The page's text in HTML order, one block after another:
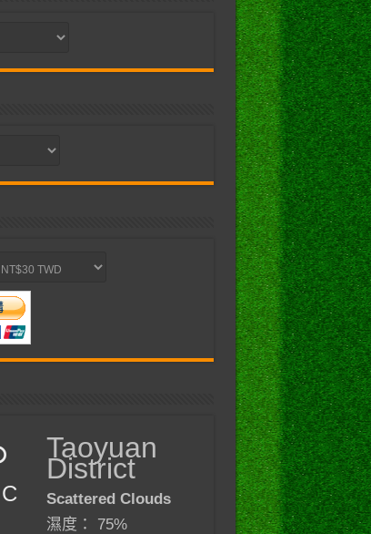
C
Taoyuan
District
Scattered Clouds
濕度： 75%